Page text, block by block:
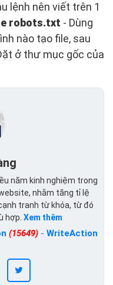
lệnh nên viết trên 1
robots.txt - Dùng
nào tạo file, sau
ở thư mục gốc của
năm kinh nghiệm trong
nhằm tăng tỉ lệ
tranh từ khóa, từ đó
hợp. Xem thêm
(15649)- WriteAction